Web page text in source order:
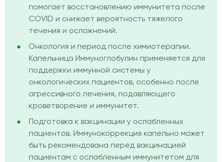
помогает восстановлению иммунитета после
COVID и снижает вероятность тяжелого
течения и осложнений.
Онкология и период после химиотерапии.
Капельница Иммуноглобулин применяется для
поддержки иммунной системы у
онкологических пациентов, особенно после
агрессивного лечения, подавляющего
кроветворение и иммунитет.
Подготовка к вакцинации у ослабленных
пациентов. Иммунокоррекция капельно может
быть рекомендована перед вакцинацией
пациентам с ослабленным иммунитетом для